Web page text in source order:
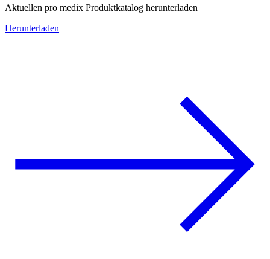
Aktuellen pro medix Produktkatalog herunterladen
Herunterladen